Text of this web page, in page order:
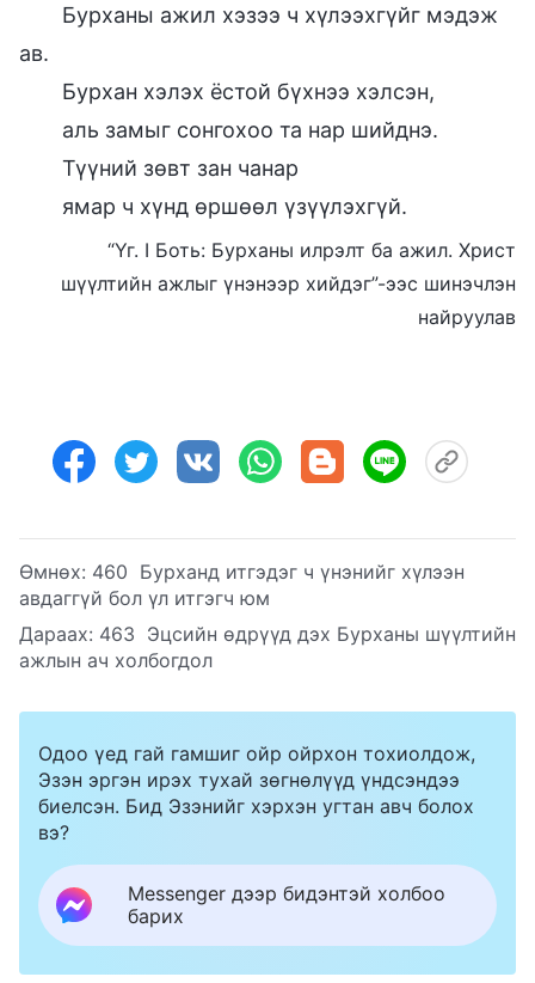
Бурханы ажил хэзээ ч хүлээхгүйг мэдэж
ав.
Бурхан хэлэх ёстой бүхнээ хэлсэн,
аль замыг сонгохоо та нaр шийднэ.
Түүний зөвт зан чанар
ямар ч хүнд өршөөл үзүүлэхгүй.
“Үг. I Боть: Бурханы илрэлт ба ажил. Христ
шүүлтийн ажлыг үнэнээр хийдэг”-ээс шинэчлэн
найруулав
Өмнөх: 460 Бурханд итгэдэг ч үнэнийг хүлээн
авдаггүй бол үл итгэгч юм
Дараах: 463 Эцсийн өдрүүд дэх Бурханы шүүлтийн
ажлын ач холбогдол
Одоо үед гай гамшиг ойр ойрхон тохиолдож,
Эзэн эргэн ирэх тухай зөгнөлүүд үндсэндээ
биелсэн. Бид Эзэнийг хэрхэн угтан авч болох
вэ?
Messenger дээр бидэнтэй холбоо
барих